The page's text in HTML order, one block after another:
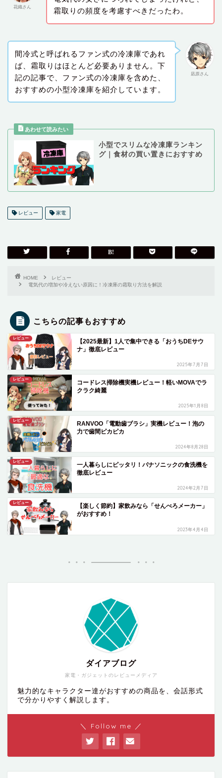
花織さん
霜取りの頻度を考慮すべきだったわ。
凪原さん
間冷式と呼ばれるファン式の冷凍庫であれ
ば、霜取りはほとんど必要ありません。下
記の記事で、ファン式の冷凍庫を含めた、
おすすめの小型冷凍庫を紹介しています。
小型でスリムな冷凍庫ランキン
グ｜食材の買い置きにおすすめ
レビュー 家電
HOME
レビュー
電気代の増加や冷えない原因に！冷凍庫の霜取り方法を解説
こちらの記事もおすすめ
レビュー
【2025最新】1人で集中できる「おうちDEサウ
ナ」徹底レビュー
2025年7月7日
レビュー
コードレス掃除機実機レビュー！軽いMOVAでラ
クラク綺麗
2025年1月8日
レビュー
RANVOO「電動歯ブラシ」実機レビュー！泡の
力で歯間ピカピカ
2024年8月28日
レビュー
一人暮らしにピッタリ！パナソニックの食洗機を
徹底レビュー
2024年2月7日
レビュー
【楽しく節約】家飲みなら「せんべろメーカー」
がおすすめ！
2023年4月4日
家電・ガジェットのレビューメディア
ダイアブログ
魅力的なキャラクター達がおすすめの商品を、会話形式
で分かりやすく解説します。
＼ Follow me ／